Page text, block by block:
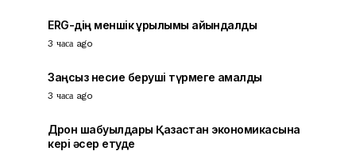
ERG-дің меншік құрылымы айқындалды
3 часа ago
Заңсыз несие беруші түрмеге қамалды
3 часа ago
Дрон шабуылдары Қазақстан экономикасына
кері әсер етуде